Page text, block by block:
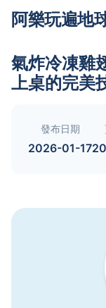
阿樂玩遍地
氣炸冷凍雞
上桌的完美
發布日期
2026-01-17